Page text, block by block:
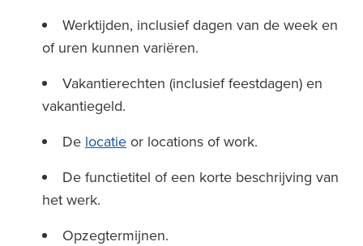
Werktijden, inclusief dagen van de week en
of uren kunnen variëren.
Vakantierechten (inclusief feestdagen) en
vakantiegeld.
De locatie or locations of work.
De functietitel of een korte beschrijving van
het werk.
Opzegtermijnen.